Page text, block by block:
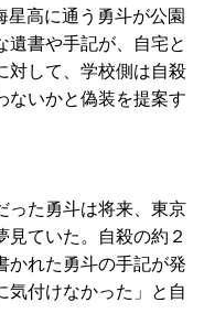
高に通う勇斗が公園
遺書や手記が、自宅と
対して、学校側は自殺
ないかと偽装を提案す
た勇斗は将来、東京
見ていた。自殺の約２
かれた勇斗の手記が発
気付けなかった」と自